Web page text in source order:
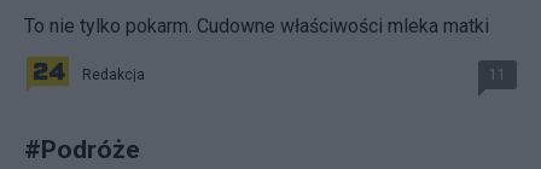
To nie tylko pokarm. Cudowne właściwości mleka matki
Redakcja 11
#Podróże